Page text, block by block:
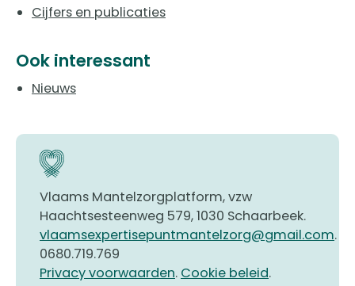
Cijfers en publicaties
Ook interessant
Nieuws
Vlaams Mantelzorgplatform, vzw
Haachtsesteenweg 579, 1030 Schaarbeek.
vlaamsexpertisepuntmantelzorg@gmail.com.
0680.719.769
Privacy voorwaarden. Cookie beleid.